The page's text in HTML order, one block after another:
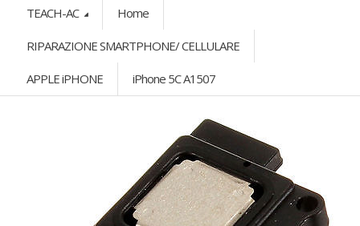
TEACH-AC Home
RIPARAZIONE SMARTPHONE/ CELLULARE
APPLE iPHONE iPhone 5C A1507